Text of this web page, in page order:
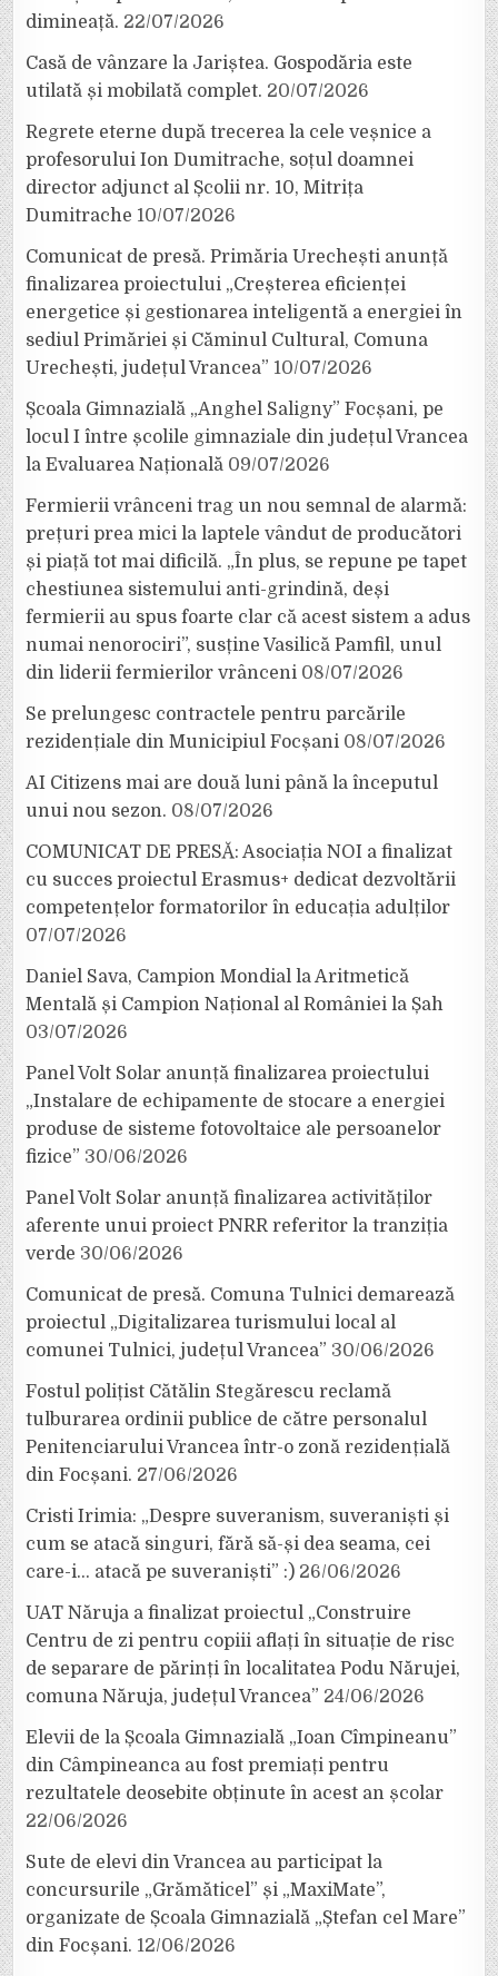
dimineață. 22/07/2026
Casă de vânzare la Jariștea. Gospodăria este
utilată și mobilată complet. 20/07/2026
Regrete eterne după trecerea la cele veșnice a
profesorului Ion Dumitrache, soțul doamnei
director adjunct al Școlii nr. 10, Mitrița
Dumitrache 10/07/2026
Comunicat de presă. Primăria Urechești anunță
finalizarea proiectului „Creșterea eficienței
energetice și gestionarea inteligentă a energiei în
sediul Primăriei și Căminul Cultural, Comuna
Urechești, județul Vrancea” 10/07/2026
Școala Gimnazială „Anghel Saligny” Focșani, pe
locul I între școlile gimnaziale din județul Vrancea
la Evaluarea Națională 09/07/2026
Fermierii vrânceni trag un nou semnal de alarmă:
prețuri prea mici la laptele vândut de producători
și piață tot mai dificilă. „În plus, se repune pe tapet
chestiunea sistemului anti-grindină, deși
fermierii au spus foarte clar că acest sistem a adus
numai nenorociri”, susține Vasilică Pamfil, unul
din liderii fermierilor vrânceni 08/07/2026
Se prelungesc contractele pentru parcările
rezidențiale din Municipiul Focșani 08/07/2026
AI Citizens mai are două luni până la începutul
unui nou sezon. 08/07/2026
COMUNICAT DE PRESĂ: Asociația NOI a finalizat
cu succes proiectul Erasmus+ dedicat dezvoltării
competențelor formatorilor în educația adulților
07/07/2026
Daniel Sava, Campion Mondial la Aritmetică
Mentală și Campion Național al României la Șah
03/07/2026
Panel Volt Solar anunță finalizarea proiectului
„Instalare de echipamente de stocare a energiei
produse de sisteme fotovoltaice ale persoanelor
fizice” 30/06/2026
Panel Volt Solar anunță finalizarea activităților
aferente unui proiect PNRR referitor la tranziția
verde 30/06/2026
Comunicat de presă. Comuna Tulnici demarează
proiectul „Digitalizarea turismului local al
comunei Tulnici, județul Vrancea” 30/06/2026
Fostul polițist Cătălin Stegărescu reclamă
tulburarea ordinii publice de către personalul
Penitenciarului Vrancea într-o zonă rezidențială
din Focșani. 27/06/2026
Cristi Irimia: „Despre suveranism, suveraniști și
cum se atacă singuri, fără să-și dea seama, cei
care-i… atacă pe suveraniști” :) 26/06/2026
UAT Năruja a finalizat proiectul „Construire
Centru de zi pentru copiii aflați în situație de risc
de separare de părinți în localitatea Podu Nărujei,
comuna Năruja, județul Vrancea” 24/06/2026
Elevii de la Școala Gimnazială „Ioan Cîmpineanu”
din Câmpineanca au fost premiați pentru
rezultatele deosebite obținute în acest an școlar
22/06/2026
Sute de elevi din Vrancea au participat la
concursurile „Grămăticel” și „MaxiMate”,
organizate de Școala Gimnazială „Ștefan cel Mare”
din Focșani. 12/06/2026